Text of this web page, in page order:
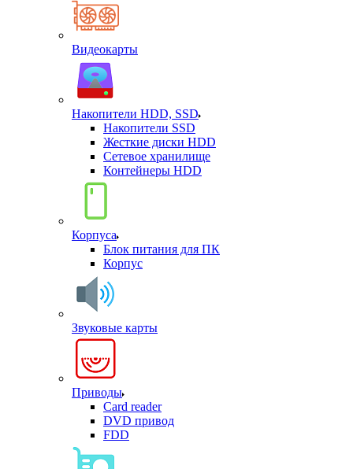
Видеокарты
Накопители HDD, SSD
Накопители SSD
Жесткие диски HDD
Сетевое хранилище
Контейнеры HDD
Корпуса
Блок питания для ПК
Корпус
Звуковые карты
Приводы
Card reader
DVD привод
FDD